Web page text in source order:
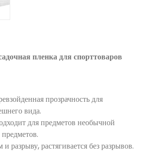
пленка для спорттоваров
прозрачность для
вида.
для предметов необычной
разрыву, растягивается без разрывов.